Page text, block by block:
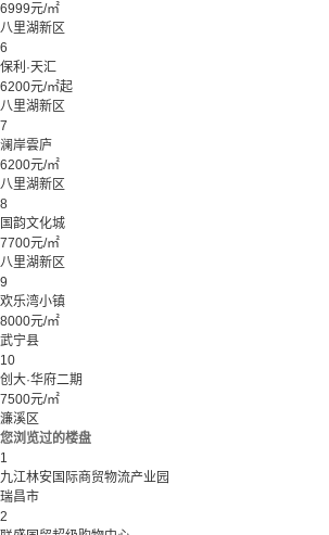
6999元/㎡
八里湖新区
6
保利·天汇
6200元/㎡起
八里湖新区
7
澜岸雲庐
6200元/㎡
八里湖新区
8
国韵文化城
7700元/㎡
八里湖新区
9
欢乐湾小镇
8000元/㎡
武宁县
10
创大·华府二期
7500元/㎡
濂溪区
您浏览过的楼盘
1
九江林安国际商贸物流产业园
瑞昌市
2